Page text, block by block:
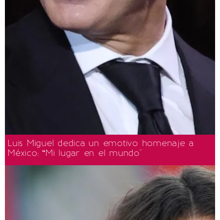
Luis Miguel dedica un emotivo homenaje a
México: “Mi lugar en el mundo"